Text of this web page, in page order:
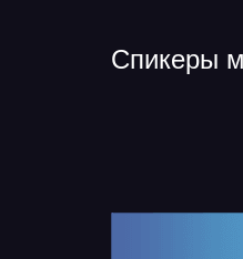
Спикеры